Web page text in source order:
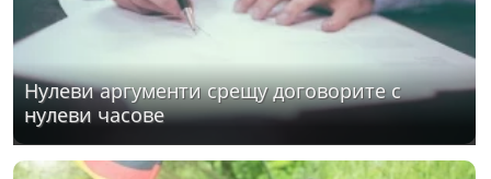
Нулеви аргументи срещу договорите с
нулеви часове